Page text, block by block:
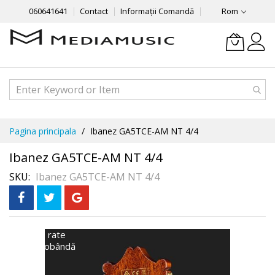
060641641 Contact Informații Comandă Rom
Continut
Pagina principala Ibanez GA5TCE-AM NT 4/4
Ibanez GA5TCE-AM NT 4/4
SKU Ibanez GA5TCE-AM NT 4/4
În 3 rate
fără dobândă